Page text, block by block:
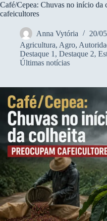
Café/Cepea: Chuvas no início da
cafeicultores
Anna Vytória
20/
Agricultura, Agro,
Destaque 1 , Destaque 2,
Últimas notícias